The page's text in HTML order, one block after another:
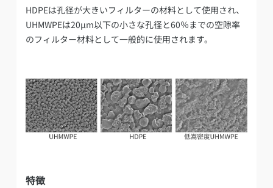
HDPEは孔径が大きいフィルターの材料として使用され、
UHMWPEは20μm以下の小さな孔径と60％までの空隙率
のフィルター材料として一般的に使用されます。
特徴